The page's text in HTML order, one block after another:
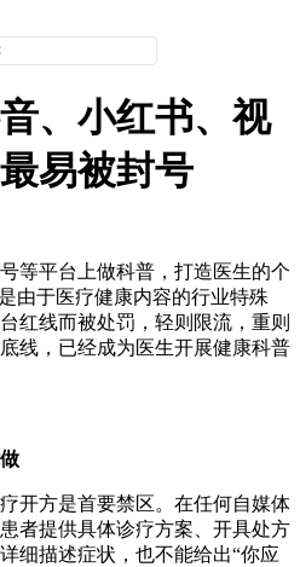
、小红书、视
易被封号
等平台上做科普，打造医生的个
由于医疗健康内容的行业特殊
红线而被处罚，轻则限流，重则
线，已经成为医生开展健康科普
开方是首要禁区。在任何自媒体
者提供具体诊疗方案、开具处方
细描述症状，也不能给出“你应